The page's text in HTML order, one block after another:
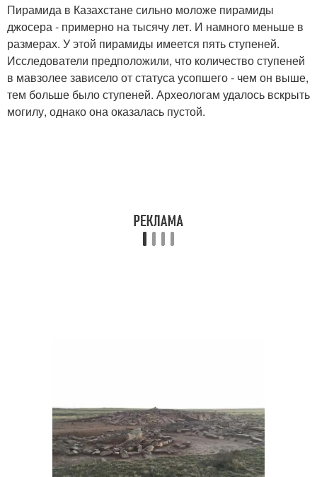
Пирамида в Казахстане сильно моложе пирамиды
джосера - примерно на тысячу лет. И намного меньше в
размерах. У этой пирамиды имеется пять ступеней.
Исследователи предположили, что количество ступеней
в мавзолее зависело от статуса усопшего - чем он выше,
тем больше было ступеней. Археологам удалось вскрыть
могилу, однако она оказалась пустой.